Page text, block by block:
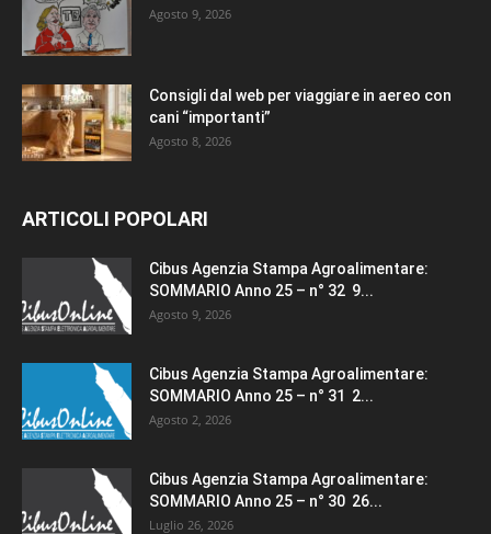
Agosto 9, 2026
Consigli dal web per viaggiare in aereo con
cani “importanti”
Agosto 8, 2026
ARTICOLI POPOLARI
Cibus Agenzia Stampa Agroalimentare:
SOMMARIO Anno 25 – n° 32 9...
Agosto 9, 2026
Cibus Agenzia Stampa Agroalimentare:
SOMMARIO Anno 25 – n° 31 2...
Agosto 2, 2026
Cibus Agenzia Stampa Agroalimentare:
SOMMARIO Anno 25 – n° 30 26...
Luglio 26, 2026